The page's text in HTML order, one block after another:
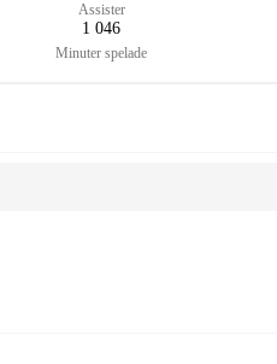
Assister
1 046
Minuter spelade